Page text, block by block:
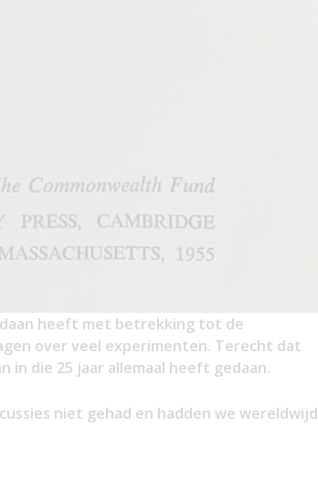
heeft met betrekking tot de
over veel experimenten. Terecht dat
in die 25 jaar allemaal heeft gedaan.
niet gehad en hadden we wereldwijd